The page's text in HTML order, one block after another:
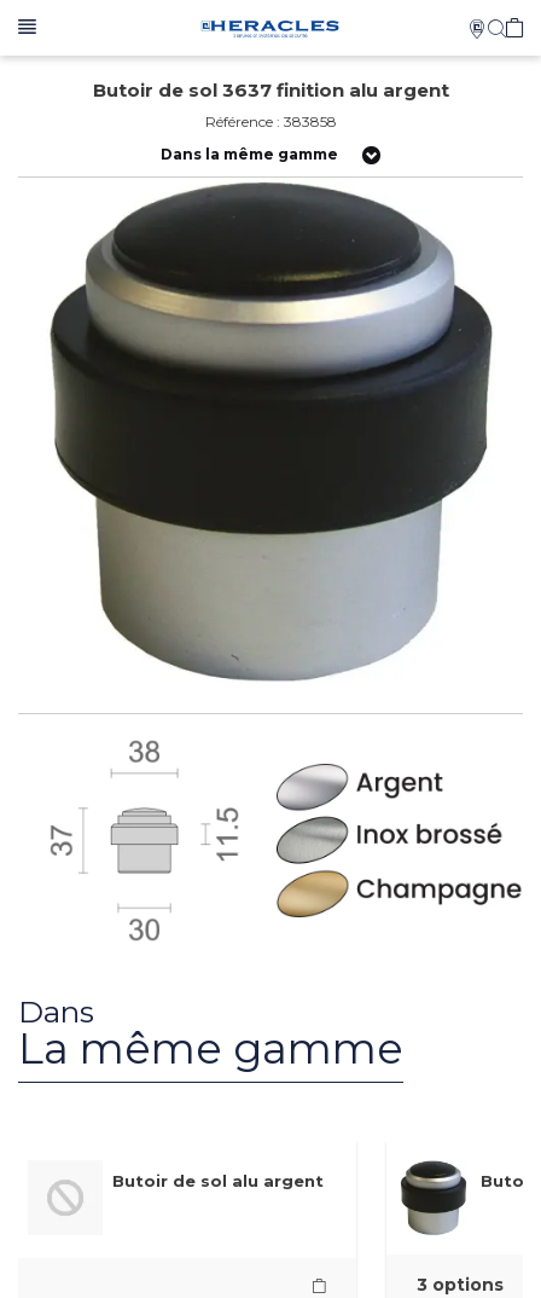
Butoir de sol 3637 finition alu argent
Référence : 383858
Dans la même gamme
Dans
La même gamme
Butoir de sol alu argent Butoir
3 options